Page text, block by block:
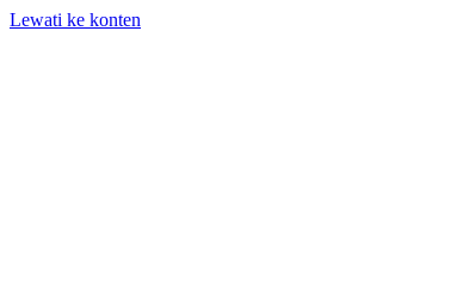
Lewati ke konten